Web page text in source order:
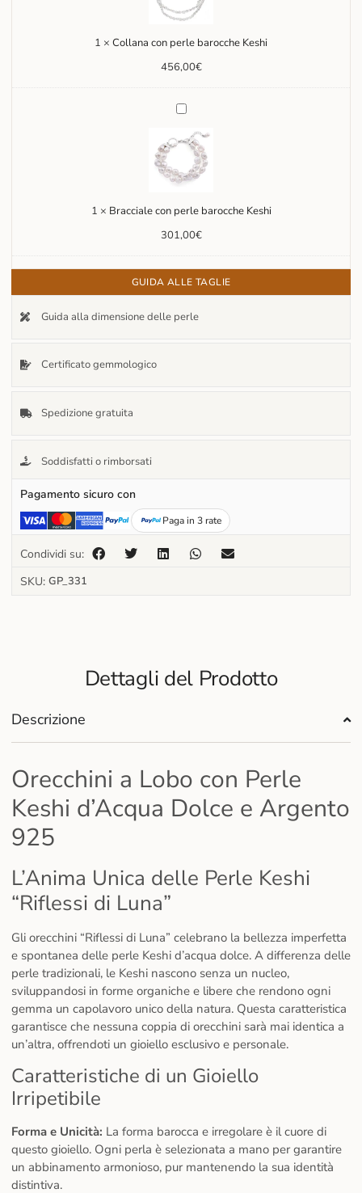
1 × Collana con perle barocche Keshi
456,00€
Bracciale
con
perle
barocche
Keshi
1 × Bracciale con perle barocche Keshi
301,00€
GUIDA ALLE TAGLIE
Guida alla dimensione delle perle
Certificato gemmologico
Spedizione gratuita
Soddisfatti o rimborsati
Pagamento sicuro con
Paga in 3 rate
Condividi su:
SKU: GP_331
Dettagli del Prodotto
Descrizione
Orecchini a Lobo con Perle
Keshi d’Acqua Dolce e Argento
925
L’Anima Unica delle Perle Keshi
“Riflessi di Luna”
Gli orecchini “Riflessi di Luna” celebrano la bellezza imperfetta
e spontanea delle perle Keshi d’acqua dolce. A differenza delle
perle tradizionali, le Keshi nascono senza un nucleo,
sviluppandosi in forme organiche e libere che rendono ogni
gemma un capolavoro unico della natura. Questa caratteristica
garantisce che nessuna coppia di orecchini sarà mai identica a
un’altra, offrendoti un gioiello esclusivo e personale.
Caratteristiche di un Gioiello
Irripetibile
Forma e Unicità: La forma barocca e irregolare è il cuore di
questo gioiello. Ogni perla è selezionata a mano per garantire
un abbinamento armonioso, pur mantenendo la sua identità
distintiva.